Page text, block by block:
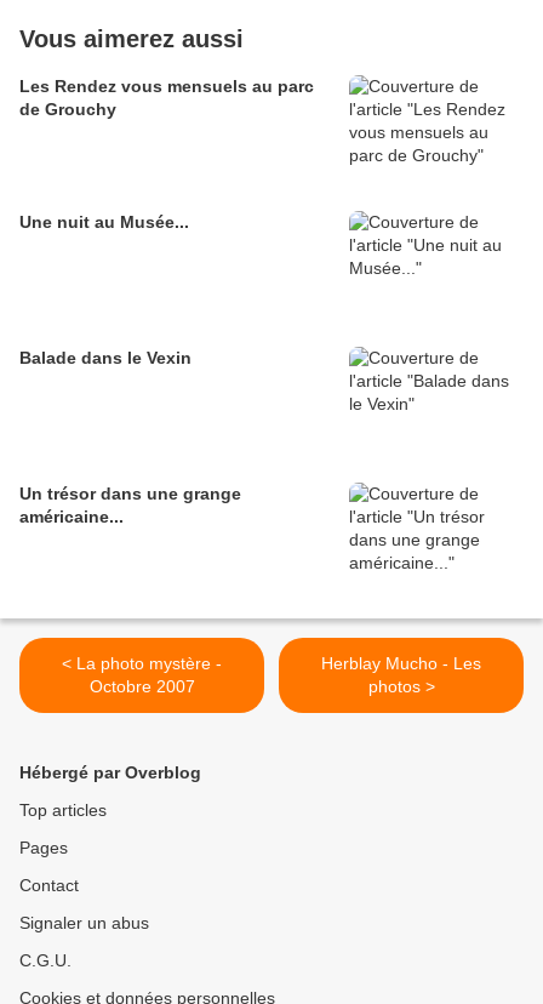
Vous aimerez aussi
Les Rendez vous mensuels au parc
de Grouchy
Une nuit au Musée...
Balade dans le Vexin
Un trésor dans une grange
américaine...
< La photo mystère -
Octobre 2007
Herblay Mucho - Les
photos >
Hébergé par Overblog
Top articles
Pages
Contact
Signaler un abus
C.G.U.
Cookies et données personnelles